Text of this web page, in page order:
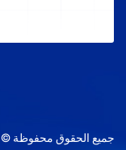
جميع الحقوق محفوظة © 2025 لشركة تشينغداو ريتشر للاتصالات المحدودة.